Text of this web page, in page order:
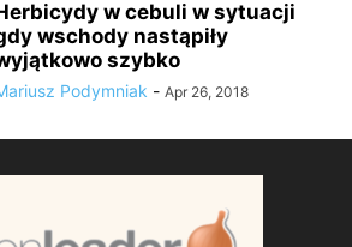
w cebuli w sytuacji
wschody nastąpiły
szybko
Podymniak - Apr 26, 2018